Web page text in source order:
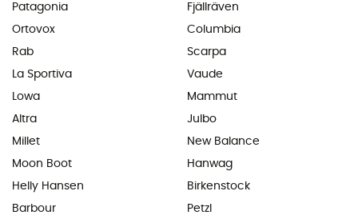
Patagonia
Ortovox
Rab
La Sportiva
Lowa
Altra
Millet
Moon Boot
Helly Hansen
Barbour
Fjällräven
Columbia
Scarpa
Vaude
Mammut
Julbo
New Balance
Hanwag
Birkenstock
Petzl